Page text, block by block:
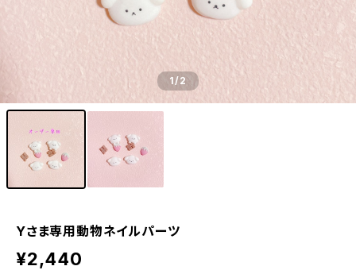
1/2
Yさま専用動物ネイルパーツ
¥2,440